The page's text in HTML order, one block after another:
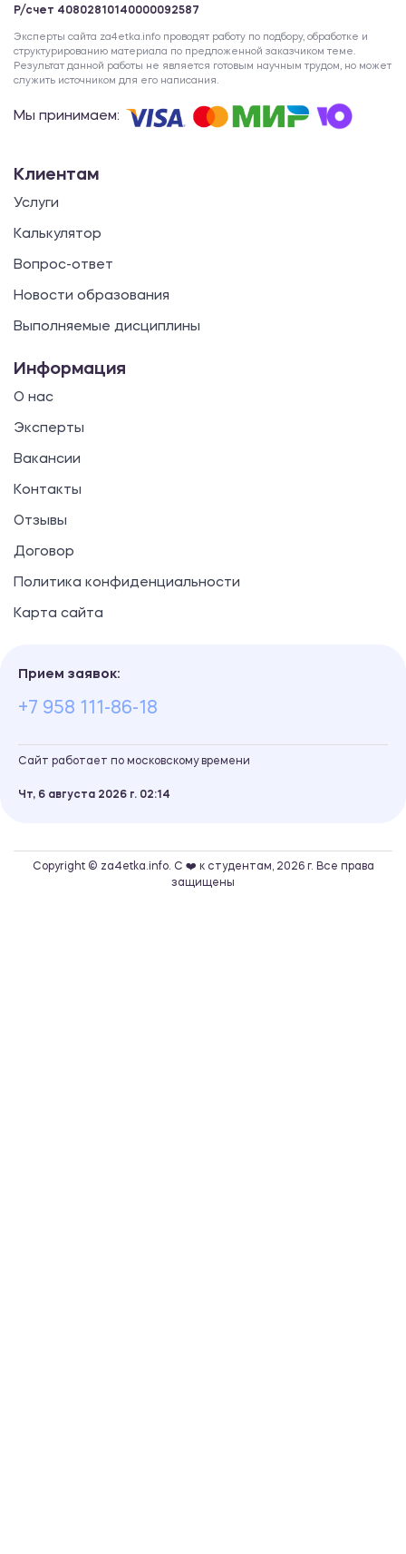
Р/счет 40802810140000092587
Эксперты сайта za4etka.info проводят работу по подбору, обработке и
структурированию материала по предложенной заказчиком теме.
Результат данной работы не является готовым научным трудом, но может
служить источником для его написания.
Мы принимаем:
Клиентам
Услуги
Калькулятор
Вопрос-ответ
Новости образования
Выполняемые дисциплины
Информация
О нас
Эксперты
Вакансии
Контакты
Отзывы
Договор
Политика конфиденциальности
Карта сайта
Прием заявок:
+7 958 111-86-18
Сайт работает по московскому времени
Чт, 6 августа 2026 г. 02 14
Copyright © za4etka.info. С ❤️ к студентам, 2026 г. Все права
защищены